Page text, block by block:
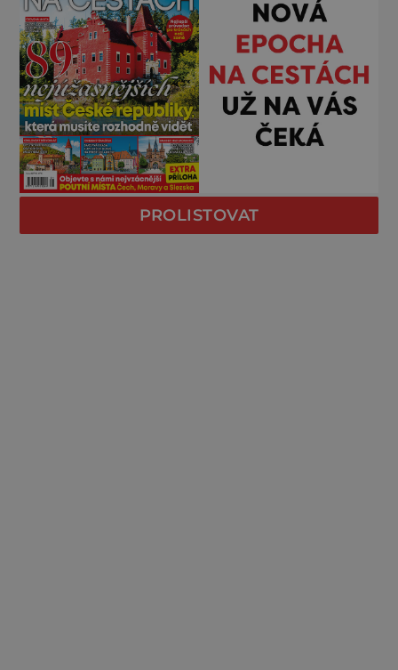
PROLISTOVAT